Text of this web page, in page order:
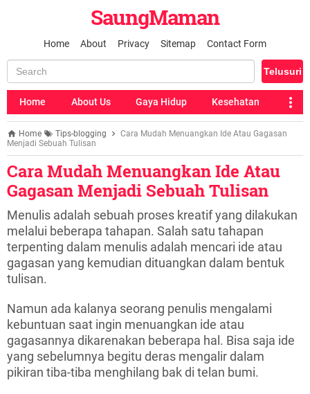
SaungMaman
Home About Privacy Sitemap Contact Form
Home About Us Gaya Hidup Kesehatan
Home Tips-blogging
Cara Mudah Menuangkan Ide Atau Gagasan
Menjadi Sebuah Tulisan
Cara Mudah Menuangkan Ide Atau
Gagasan Menjadi Sebuah Tulisan
Menulis adalah sebuah proses kreatif yang dilakukan
melalui beberapa tahapan. Salah satu tahapan
terpenting dalam menulis adalah mencari ide atau
gagasan yang kemudian dituangkan dalam bentuk
tulisan.
Namun ada kalanya seorang penulis mengalami
kebuntuan saat ingin menuangkan ide atau
gagasannya dikarenakan beberapa hal. Bisa saja ide
yang sebelumnya begitu deras mengalir dalam
pikiran tiba-tiba menghilang bak di telan bumi.